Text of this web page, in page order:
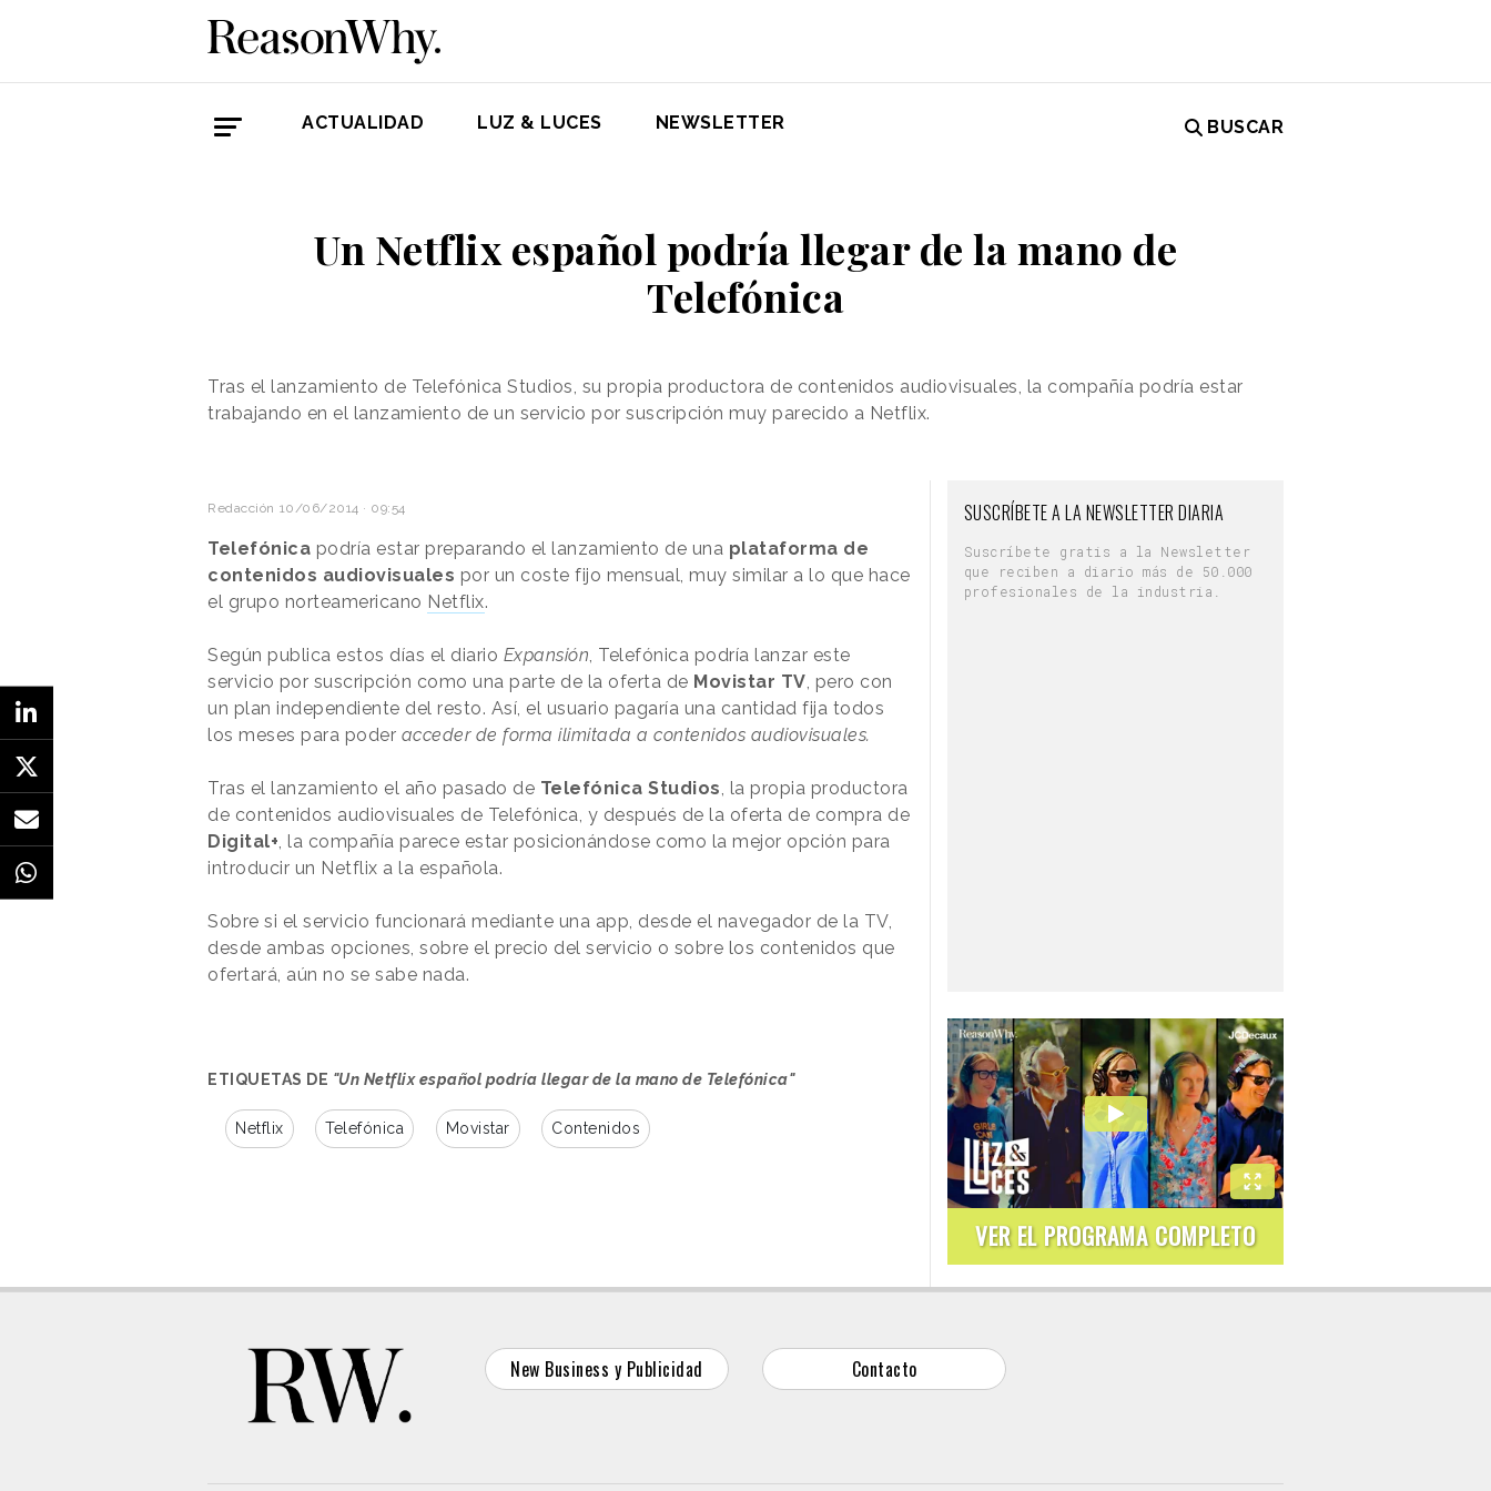
ACTUALIDAD LUZ & LUCES NEWSLETTER BUSCAR
Un Netflix español podría llegar de la mano de
Telefónica
Tras el lanzamiento de Telefónica Studios, su propia productora de contenidos audiovisuales, la compañía podría estar
trabajando en el lanzamiento de un servicio por suscripción muy parecido a Netflix.
Redacción 10/06/2014 · 09:54
Telefónica podría estar preparando el lanzamiento de una plataforma de
contenidos audiovisuales por un coste fijo mensual, muy similar a lo que hace
el grupo norteamericano Netflix.
Según publica estos días el diario Expansión , Telefónica podría lanzar este
servicio por suscripción como una parte de la oferta de Movistar TV , pero con
un plan independiente del resto. Así, el usuario pagaría una cantidad fija todos
los meses para poder acceder de forma ilimitada a contenidos audiovisuales.
Tras el lanzamiento el año pasado de Telefónica Studios , la propia productora
de contenidos audiovisuales de Telefónica, y después de la oferta de compra de
Digital+ , la compañía parece estar posicionándose como la mejor opción para
introducir un Netflix a la española.
Sobre si el servicio funcionará mediante una app, desde el navegador de la TV,
desde ambas opciones, sobre el precio del servicio o sobre los contenidos que
ofertará, aún no se sabe nada.
ETIQUETAS DE "Un Netflix español podría llegar de la mano de Telefónica"
Netflix Telefónica Movistar Contenidos
SUSCRÍBETE A LA NEWSLETTER DIARIA
Suscríbete gratis a la Newsletter
que reciben a diario más de 50.000
profesionales de la industria.
VER EL PROGRAMA COMPLETO
New Business y Publicidad Contacto